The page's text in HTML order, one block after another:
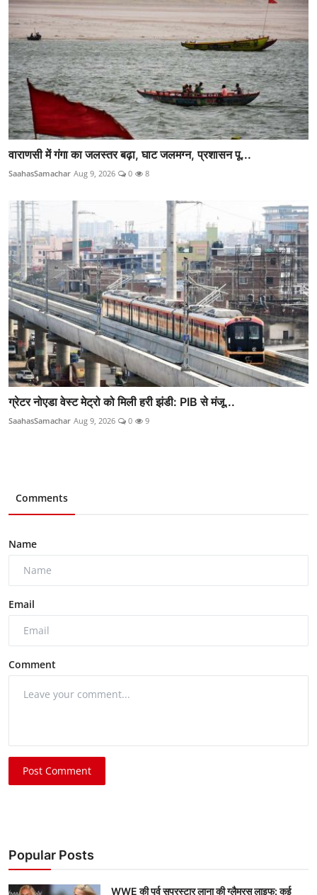
वाराणसी में गंगा का जलस्तर बढ़ा, घाट जलमग्न, प्रशासन पू...
SaahasSamachar Aug 9, 2026 0 8
ग्रेटर नोएडा वेस्ट मेट्रो को मिली हरी झंडी: PIB से मंजू...
SaahasSamachar Aug 9, 2026 0 9
Comments
Name
Email
Comment
Post Comment
Popular Posts
WWE की पूर्व सुपरस्टार लाना की ग्लैमरस लाइफ: कई